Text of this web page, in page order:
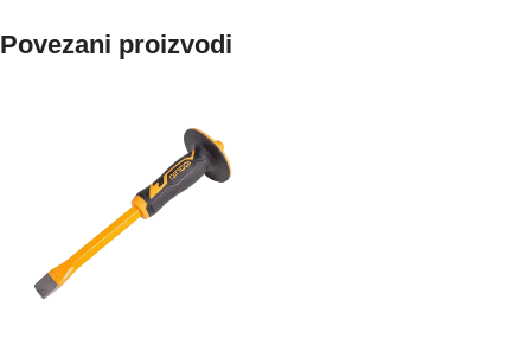
Povezani proizvodi